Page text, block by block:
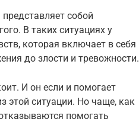
собой
В таких ситуациях у
которая включает в себя
до злости и тревожности.
И он если и помогает
этой ситуации. Но чаще, как
помогать